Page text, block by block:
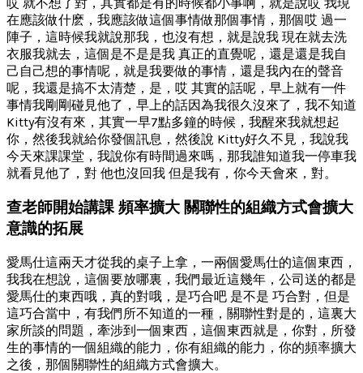
在應該做什麽，我應該做這個事情做那個事情，那個哎 過一
陣子，這時候我就說那我，也沒有想，就是說我 現在就去洗
衣服我就去，這個是不是是我 真正的直覺呢，還是還是我自
己自己想的事情呢，就是我要做的事情，還是我內在的聲音
呢，我還是搞不太清楚，是，哎 其實的話呢，早上就有一件
事情我剛剛碰見他了，早上的話因為我很久沒來了，我不知道
Kitty有沒有來，其實一早7點多鐘的時候，我醒來我就想起
你，然後我就給你發個訊息，然後說 Kitty好久不見，我說我
今天來課課堂，我說你有時間過來嗎，那我誰知道我一停車我
就看見他了，對 他也沒回我 但是我有，你今天會來，對。
查老師開始講課 頻率擴大 關聯性的組織方式會擴大
意識的拓展
愛馬仕這兩天才從我的桌子上拿，一兩個愛馬仕的這個東西，
我我在想說，這個要放哪裏，我們最近這幾年，公司送的都是
愛馬仕的東西哦，真的對哦，是巧合吧 是不是 巧合對，但是
這巧合當中，有我們所不知道的一種，關聯性對是的，這裏大
家所談的問題，牽涉到一個東西，這個東西就是，你對，所發
生的事情的一個組織的能力，你有組織的能力，你的頻率擴大
之後，那個關聯性的組織方式會擴大。